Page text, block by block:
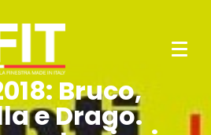
Bruco,
e Drago.